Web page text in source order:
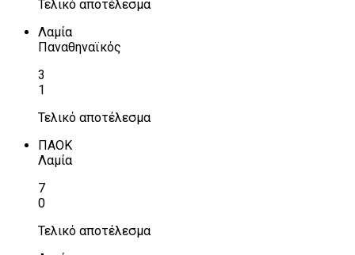
Τελικό αποτέλεσμα
Λαμία
Παναθηναϊκός
3
1
Τελικό αποτέλεσμα
ΠΑΟΚ
Λαμία
7
0
Τελικό αποτέλεσμα